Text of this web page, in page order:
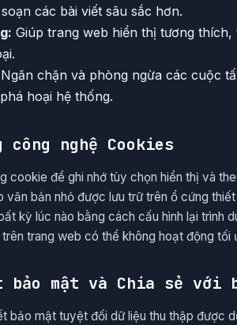
các bài viết sâu sắc hơn.
Giúp trang web hiển thị tương
Ngăn chặn và phòng ngừa các cuộc
hoại hệ thống.
công nghệ Cookies
cookie để ghi nhớ tùy chọn hiển thị và
văn bản nhỏ được lưu trữ trên ổ cứng
kỳ lúc nào bằng cách cấu hình lại trình
trên trang web có thể không hoạt động tối
bảo mật và Chia sẻ với
bảo mật tuyệt đối dữ liệu thu thập được